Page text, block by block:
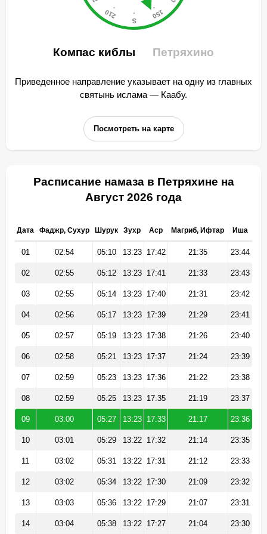
Компас киблы Петряхино
Приведенное направление указывает на одну из главных
святынь ислама — Каабу.
Посмотреть на карте
Расписание намаза в Петряхине на
Август 2026 года
Дата Фаджр, Сухур Шурук Зухр Аср Магриб, Ифтар Иша
01 02:54 05:10 13:23 17:42 21:35 23:44
02 02:55 05:12 13:23 17:41 21:33 23:43
03 02:55 05:14 13:23 17:40 21:31 23:42
04 02:56 05:17 13:23 17:39 21:29 23:41
05 02:57 05:19 13:23 17:38 21:26 23:40
06 02:58 05:21 13:23 17:37 21:24 23:39
07 02:59 05:23 13:23 17:36 21:22 23:38
08 02:59 05:25 13:23 17:35 21:19 23:37
09 03:00 05:27 13:23 17:33 21:17 23:36
10 03:01 05:29 13:22 17:32 21:14 23:35
11 03:02 05:31 13:22 17:31 21:12 23:33
12 03:02 05:34 13:22 17:30 21:09 23:32
13 03:03 05:36 13:22 17:29 21:07 23:31
14 03:04 05:38 13:22 17:27 21:04 23:30